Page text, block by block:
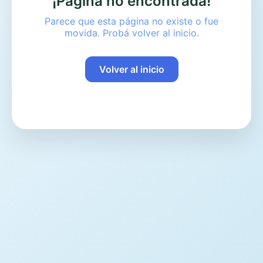
Parece que esta página no existe o fue
movida. Probá volver al inicio.
Volver al inicio